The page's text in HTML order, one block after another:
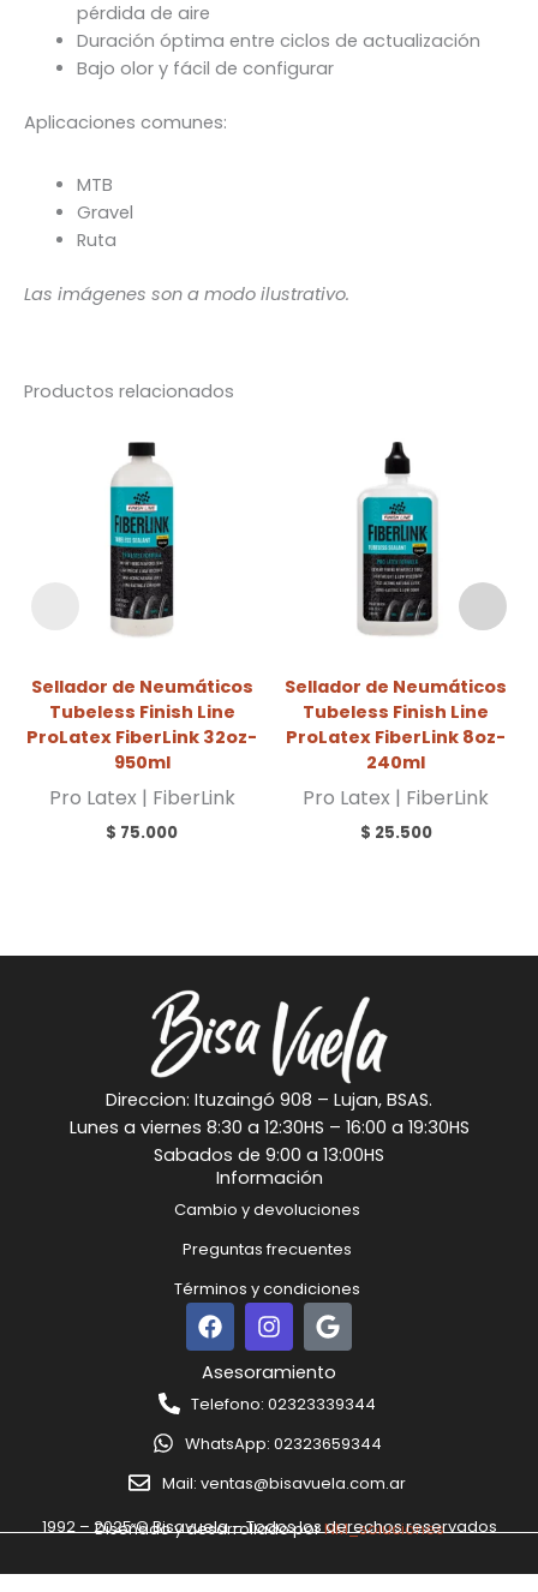
pérdida de aire
Duración óptima entre ciclos de actualización
Bajo olor y fácil de configurar
Aplicaciones comunes:
MTB
Gravel
Ruta
Las imágenes son a modo ilustrativo.
Productos relacionados
Sellador de Neumáticos
Tubeless Finish Line
ProLatex FiberLink 32oz-
950ml
Pro Latex | FiberLink
$ 75.000
Sellador de Neumáticos
Tubeless Finish Line
ProLatex FiberLink 8oz-
240ml
Pro Latex | FiberLink
$ 25.500
Direccion: Ituzaingó 908 – Lujan, BSAS.
Lunes a viernes 8:30 a 12:30HS – 16:00 a 19:30HS
Sabados de 9:00 a 13:00HS
Información
Cambio y devoluciones
Preguntas frecuentes
Términos y condiciones
F
a
c
e
b
o
o
k
I
n
s
t
a
g
r
a
G
o
o
g
l
e
Asesoramiento
Telefono: 02323339344
WhatsApp: 02323659344
Mail: ventas@bisavuela.com.ar
Diseñado y desarrollado porNM_soluciones
1992 – 2025 © Bisavuela – Todos los derechos reservados